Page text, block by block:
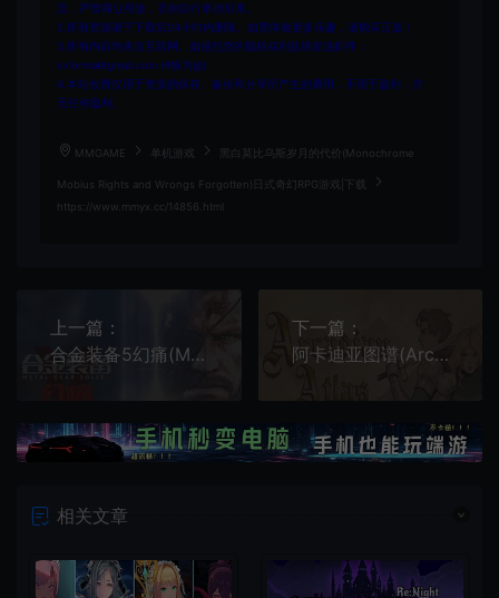
流，严禁商业用途，否则自行承担后果。
2.所有资源请于下载后24小时内删除。如需体验更多乐趣，请购买正版！
3.所有内容均来自互联网。如侵犯您的版权或利益请发送邮件：
cvformat#gmail.com (#换为@)
4.本站收费仅用于资源的保存、备份和分享所产生的费用，不用于盈利，亦
无任何盈利。
MMGAME 单机游戏 黑白莫比乌斯岁月的代价(Monochrome
Mobius Rights and Wrongs Forgotten)日式奇幻RPG游戏|下载
https://www.mmyx.cc/14856.html
上一篇：
合金装备5幻痛(MGSV: The Phantom Pain)简中|PC|修改器|存档|开放世界动作射击游戏
下一篇：
阿卡迪亚图谱(Arcadian Atlas)简中|PC|复古像素战略角色扮演游戏
相关文章